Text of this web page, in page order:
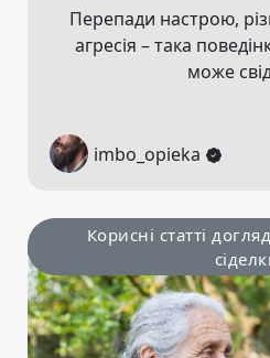
Перепади настрою,
агресія – така
може
imbo_opieka
Корисні статті